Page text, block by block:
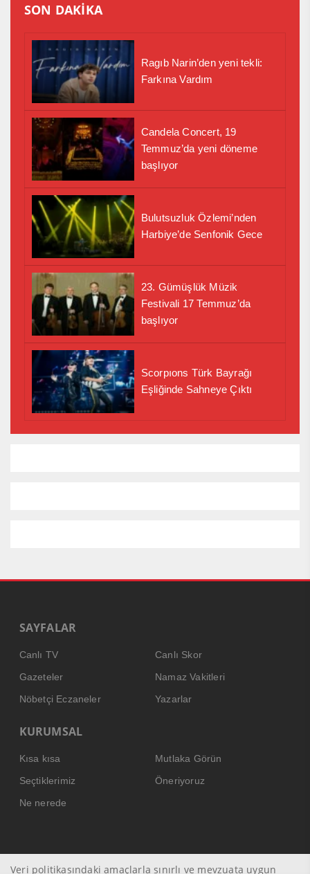
SON DAKİKA
Ragıb Narin’den yeni tekli:
Farkına Vardım
Candela Concert, 19
Temmuz’da yeni döneme
başlıyor
Bulutsuzluk Özlemi’nden
Harbiye’de Senfonik Gece
23. Gümüşlük Müzik
Festivali 17 Temmuz’da
başlıyor
Scorpıons Türk Bayrağı
Eşliğinde Sahneye Çıktı
SAYFALAR
Canlı TV
Canlı Skor
Gazeteler
Namaz Vakitleri
Nöbetçi Eczaneler
Yazarlar
KURUMSAL
Kısa kısa
Mutlaka Görün
Seçtiklerimiz
Öneriyoruz
Ne nerede
Veri politikasındaki amaçlarla sınırlı ve mevzuata uygun